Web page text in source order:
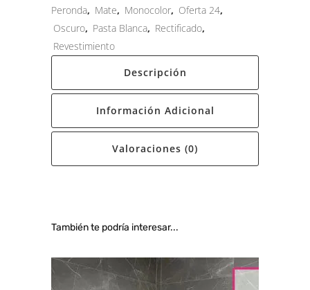
Peronda, Mate, Monocolor, Oferta 24,
Oscuro, Pasta Blanca, Rectificado,
Revestimiento
Descripción
Información Adicional
Valoraciones (0)
También te podría interesar...